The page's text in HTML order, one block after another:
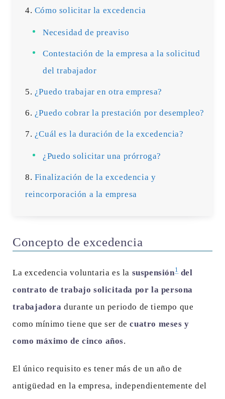
Cómo solicitar la excedencia
Necesidad de preaviso
Contestación de la empresa a la solicitud
del trabajador
¿Puedo trabajar en otra empresa?
¿Puedo cobrar la prestación por desempleo?
¿Cuál es la duración de la excedencia?
¿Puedo solicitar una prórroga?
Finalización de la excedencia y
reincorporación a la empresa
Concepto de excedencia
La excedencia voluntaria es la suspensión1 del
contrato de trabajo solicitada por la persona
trabajadora durante un periodo de tiempo que
como mínimo tiene que ser de cuatro meses y
como máximo de cinco años.
El único requisito es tener más de un año de
antigüedad en la empresa, independientemente del